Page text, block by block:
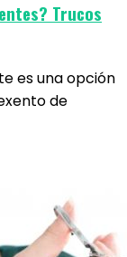
Trucos
es una opción
de